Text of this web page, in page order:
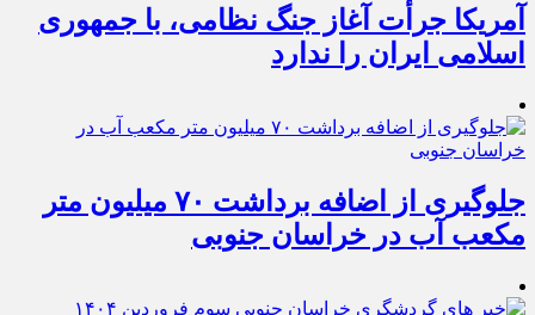
آمریکا جرأت آغاز جنگ نظامی، با جمهوری
اسلامی ایران را ندارد
جلوگیری از اضافه برداشت ۷۰ میلیون متر
مکعب آب در خراسان جنوبی